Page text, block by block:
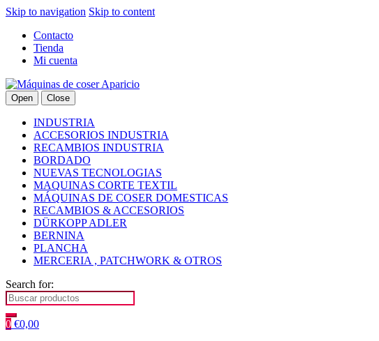
Skip to navigation Skip to content
Contacto
Tienda
Mi cuenta
Open Close
INDUSTRIA
ACCESORIOS INDUSTRIA
RECAMBIOS INDUSTRIA
BORDADO
NUEVAS TECNOLOGIAS
MAQUINAS CORTE TEXTIL
MÁQUINAS DE COSER DOMESTICAS
RECAMBIOS & ACCESORIOS
DÜRKOPP ADLER
BERNINA
PLANCHA
MERCERIA , PATCHWORK & OTROS
Search for:
0 €0,00